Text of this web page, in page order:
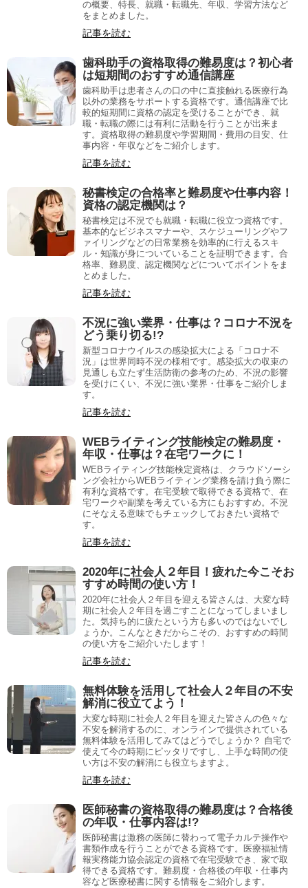
の概要、特長、就職・転職先、年収、学習方法など
をまとめました。
記事を読む
歯科助手の資格取得の難易度は？初心者
は短期間のおすすめ通信講座
歯科助手は患者さんの口の中に直接触れる医療行為
以外の業務をサポートする資格です。通信講座で比
較的短期間に資格の認定を受けることができ、就
職・転職の際には有利に活動を行うことが出来ま
す。資格取得の難易度や学習期間・費用の目安、仕
事内容・年収などをご紹介します。
記事を読む
秘書検定の合格率と難易度や仕事内容！
資格の認定機関は？
秘書検定は不況でも就職・転職に役立つ資格です。
基本的なビジネスマナーや、スケジューリングやフ
ァイリングなどの日常業務を効率的に行えるスキ
ル・知識が身についていることを証明できます。合
格率、難易度、認定機関などについてポイントをま
とめました。
記事を読む
不況に強い業界・仕事は？コロナ不況を
どう乗り切る!?
新型コロナウイルスの感染拡大による「コロナ不
況」は世界同時不況の様相です。感染拡大の収束の
見通しも立たず生活防衛の参考のため、不況の影響
を受けにくい、不況に強い業界・仕事をご紹介しま
す。
記事を読む
WEBライティング技能検定の難易度・
年収・仕事は？在宅ワークに！
WEBライティング技能検定資格は、クラウドソーシ
ング会社からWEBライティング業務を請け負う際に
有利な資格です。在宅受験で取得できる資格で、在
宅ワークや副業を考えている方にもおすすめ。不況
にそなえる意味でもチェックしておきたい資格で
す。
記事を読む
2020年に社会人２年目！疲れた今こそお
すすめ時間の使い方！
2020年に社会人２年目を迎える皆さんは、大変な時
期に社会人２年目を過ごすことになってしまいまし
た。気持ち的に疲たという方も多いのではないでし
ょうか。こんなときだからこその、おすすめの時間
の使い方をご紹介いたします！
記事を読む
無料体験を活用して社会人２年目の不安
解消に役立てよう！
大変な時期に社会人２年目を迎えた皆さんの色々な
不安を解消するのに、オンラインで提供されている
無料体験を活用してみてはどうでしょうか？ 自宅で
使えて今の時期にピッタリですし、上手な時間の使
い方は不安の解消にも役立ちますよ。
記事を読む
医師秘書の資格取得の難易度は？合格後
の年収・仕事内容は!?
医師秘書は激務の医師に替わって電子カルテ操作や
書類作成を行うことができる資格です。医療福祉情
報実務能力協会認定の資格で在宅受験でき、家で取
得できる資格です。難易度・合格後の年収・仕事内
容など医療秘書に関する情報をご紹介します。